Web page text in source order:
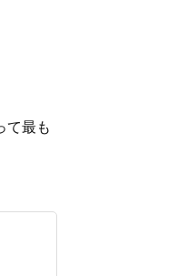
て最も